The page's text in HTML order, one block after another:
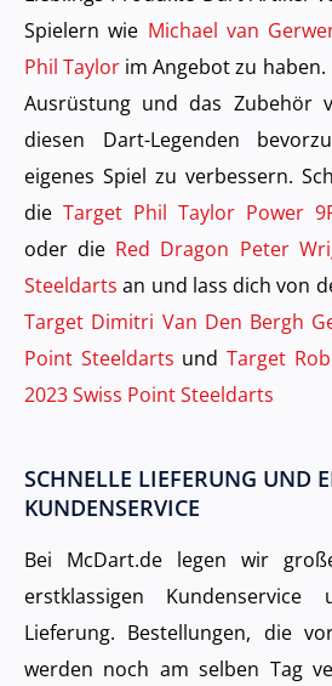
Spielern wie Michael van
Phil Taylor im Angebot zu
Ausrüstung und das Zubehör
diesen Dart-Legenden
eigenes Spiel zu verbessern.
die Target Phil Taylor Power
oder die Red Dragon Peter
Steeldarts an und lass dich von
Target Dimitri Van Den Bergh
Point Steeldarts undTarget
2023 Swiss Point Steeldarts
SCHNELLE LIEFERUNG UND
KUNDENSERVICE
Bei McDart.de legen wir
erstklassigen
Lieferung. Bestellungen, die
werden noch am selben Tag